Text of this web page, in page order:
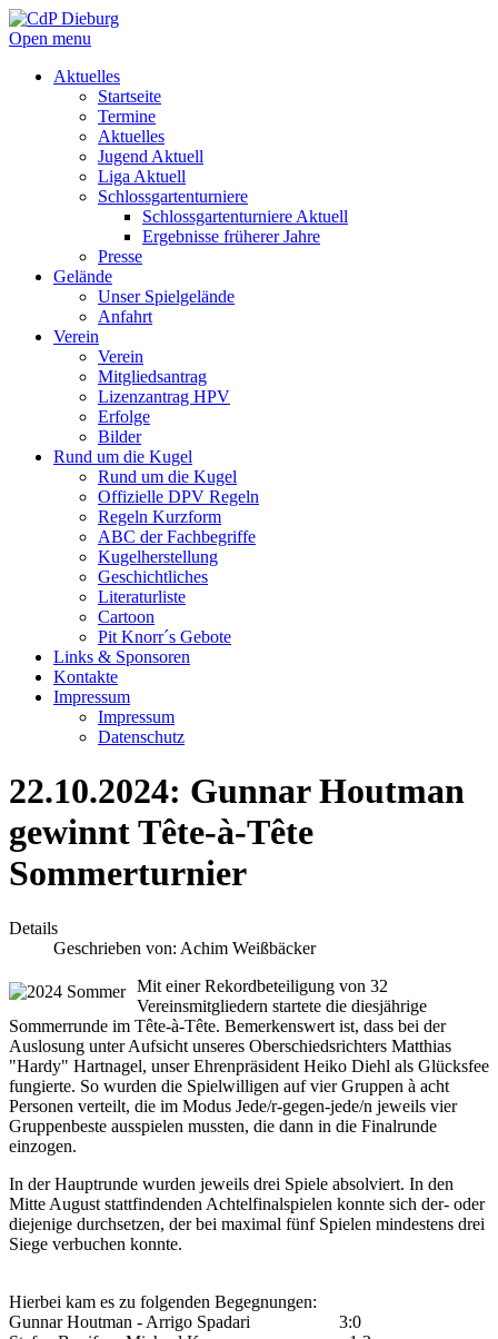
Open menu
Aktuelles
Startseite
Termine
Aktuelles
Jugend Aktuell
Liga Aktuell
Schlossgartenturniere
Schlossgartenturniere Aktuell
Ergebnisse früherer Jahre
Presse
Gelände
Unser Spielgelände
Anfahrt
Verein
Verein
Mitgliedsantrag
Lizenzantrag HPV
Erfolge
Bilder
Rund um die Kugel
Rund um die Kugel
Offizielle DPV Regeln
Regeln Kurzform
ABC der Fachbegriffe
Kugelherstellung
Geschichtliches
Literaturliste
Cartoon
Pit Knorr´s Gebote
Links & Sponsoren
Kontakte
Impressum
Impressum
Datenschutz
22.10.2024: Gunnar Houtman
gewinnt Tête-à-Tête
Sommerturnier
Details
Geschrieben von: Achim Weißbäcker
Mit einer Rekordbeteiligung von 32
Vereinsmitgliedern startete die diesjährige
Sommerrunde im Tête-à-Tête. Bemerkenswert ist, dass bei der
Auslosung unter Aufsicht unseres Oberschiedsrichters Matthias
"Hardy" Hartnagel, unser Ehrenpräsident Heiko Diehl als Glücksfee
fungierte. So wurden die Spielwilligen auf vier Gruppen à acht
Personen verteilt, die im Modus Jede/r-gegen-jede/n jeweils vier
Gruppenbeste ausspielen mussten, die dann in die Finalrunde
einzogen.
In der Hauptrunde wurden jeweils drei Spiele absolviert. In den
Mitte August stattfindenden Achtelfinalspielen konnte sich der- oder
diejenige durchsetzen, der bei maximal fünf Spielen mindestens drei
Siege verbuchen konnte.
Hierbei kam es zu folgenden Begegnungen:
Gunnar Houtman - Arrigo Spadari 3:0